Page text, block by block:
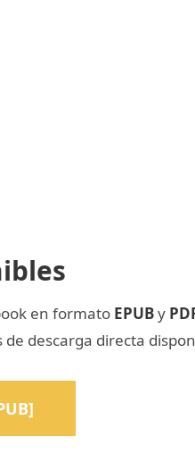
en formato EPUBy
descarga directa